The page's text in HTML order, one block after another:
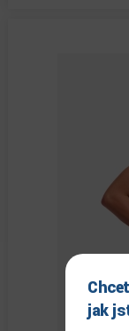
jak